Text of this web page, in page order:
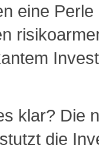
eine
klar? Die
die